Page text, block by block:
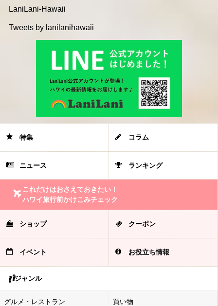
LaniLani-Hawaii
Tweets by lanilanihawaii
特集 コラム
ニュース ランキング
これだけはおさえておきたい！
ハワイ旅行前かけこみチェック
ショップ クーポン
イベント お役立ち情報
ジャンル
グルメ・レストラン 買い物